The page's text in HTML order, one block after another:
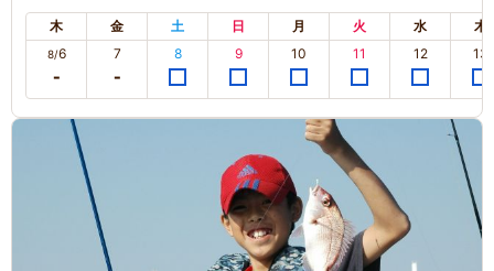
木 金 土 日 月 火 水 木
8/6 7 8 9 10 11 12 13